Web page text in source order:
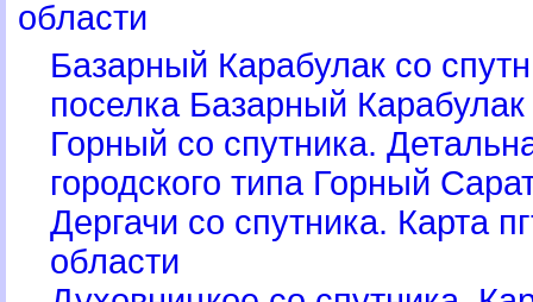
области
Базарный Карабулак со
поселка Базарный
Горный со спутника.
ородского типа Горный
Дергачи со спутника. Карта
области